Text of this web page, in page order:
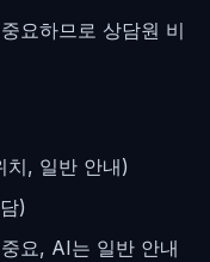
요하므로 상담원 비
, 일반 안내)
)
요, AI는 일반 안내